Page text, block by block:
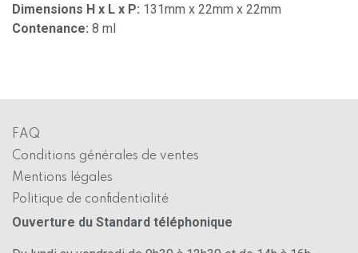
Dimensions H x L x P: 131mm x 22mm x 22mm
Contenance: 8 ml
FAQ
Conditions générales de ventes
Mentions légales
Politique de confidentialité
Ouverture du Standard téléphonique